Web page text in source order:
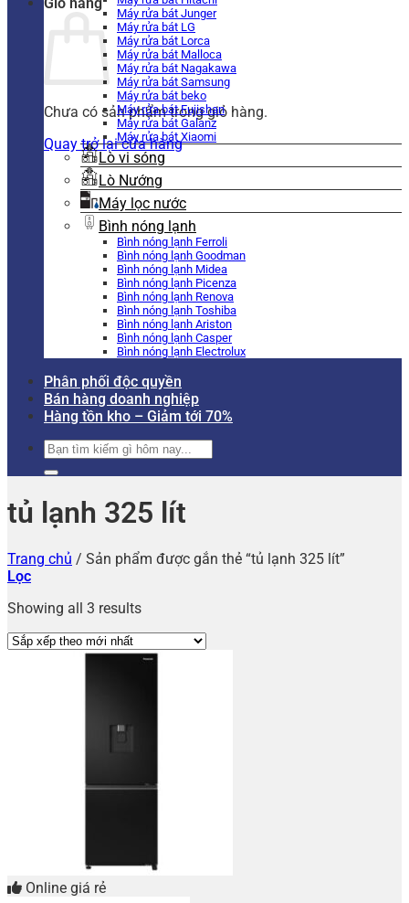
Chưa có sản phẩm trong giỏ hàng.
Quay trở lại cửa hàng
Máy rửa bát Junger
Máy rửa bát LG
Máy rửa bát Lorca
Máy rửa bát Malloca
Máy rửa bát Nagakawa
Máy rửa bát Samsung
Máy rửa bát beko
Máy rửa bát Fujishan
Máy rửa bát Galanz
Máy rửa bát Xiaomi
Lò vi sóng
Lò Nướng
Máy lọc nước
Bình nóng lạnh
Bình nóng lạnh Ferroli
Bình nóng lạnh Goodman
Bình nóng lạnh Midea
Bình nóng lạnh Picenza
Bình nóng lạnh Renova
Bình nóng lạnh Toshiba
Bình nóng lạnh Ariston
Bình nóng lạnh Casper
Bình nóng lạnh Electrolux
Phân phối độc quyền
Bán hàng doanh nghiệp
Hàng tồn kho – Giảm tới 70%
Tìm
kiếm:
tủ lạnh 325 lít
Trang chủ / Sản phẩm được gắn thẻ “tủ lạnh 325 lít”
Lọc
Showing all 3 results
Online giá rẻ